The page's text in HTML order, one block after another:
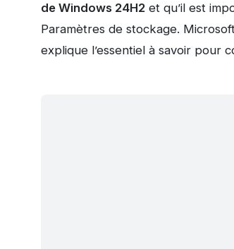
de Windows 24H2et qu’il est
Paramètres de stockage.
explique l’essentiel à savoir pour